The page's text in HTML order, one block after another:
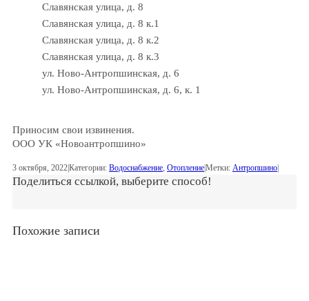
Славянская улица, д. 8
Славянская улица, д. 8 к.1
Славянская улица, д. 8 к.2
Славянская улица, д. 8 к.3
ул. Ново-Антропшинская, д. 6
ул. Ново-Антропшинская, д. 6, к. 1
Приносим свои извинения.
ООО УК «Новоантропшино»
3 октября, 2022|Категории: Водоснабжение Отопление|Метки: Антропшино|
Поделиться ссылкой, выберите способ!
Похожие записи